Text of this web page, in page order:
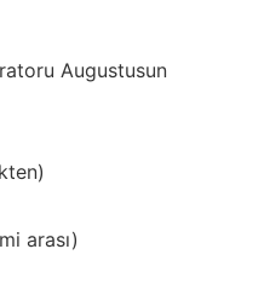
Augustusun
arası)